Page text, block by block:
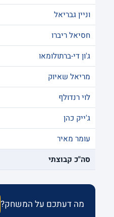
וניין גבריאל
חסיאל ריברו
ג'ון די-ברתולומאו
מריאל שאיוק
לוי רנדולף
ג'ייק כהן
עומר מאיר
סה"כ קבוצתי
מה דעתכם על המשחק?